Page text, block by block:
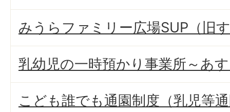
みうらファミリー広場SUP（旧
乳幼児の一時預かり事業所～あ
こども誰でも通園制度（乳児等